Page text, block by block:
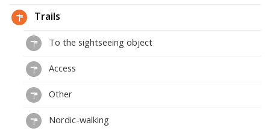
Trails
To the sightseeing object
Access
Other
Nordic-walking